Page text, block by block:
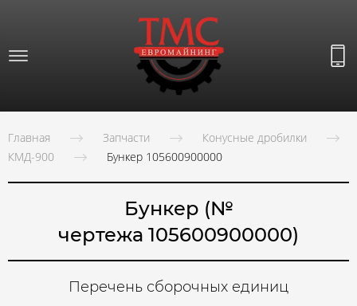
Главная Запчасти
Конусные дробилки
КМД-900
Бункер 105600900000
Бункер (№
чертежа 105600900000)
Перечень сборочных единиц